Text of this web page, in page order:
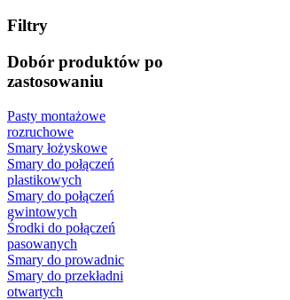
Filtry
Dobór produktów po
zastosowaniu
Pasty montażowe
rozruchowe
Smary łożyskowe
Smary do połączeń
plastikowych
Smary do połączeń
gwintowych
Środki do połączeń
pasowanych
Smary do prowadnic
Smary do przekładni
otwartych